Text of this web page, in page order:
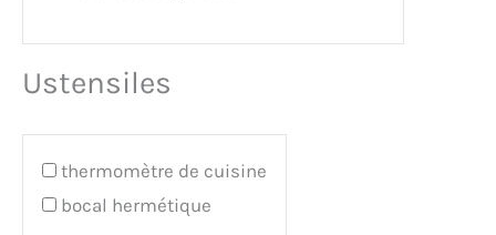
Ustensiles
thermomètre de cuisine
bocal hermétique